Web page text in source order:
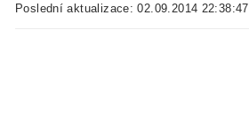
Poslední aktualizace: 02.09.2014 22:38:47